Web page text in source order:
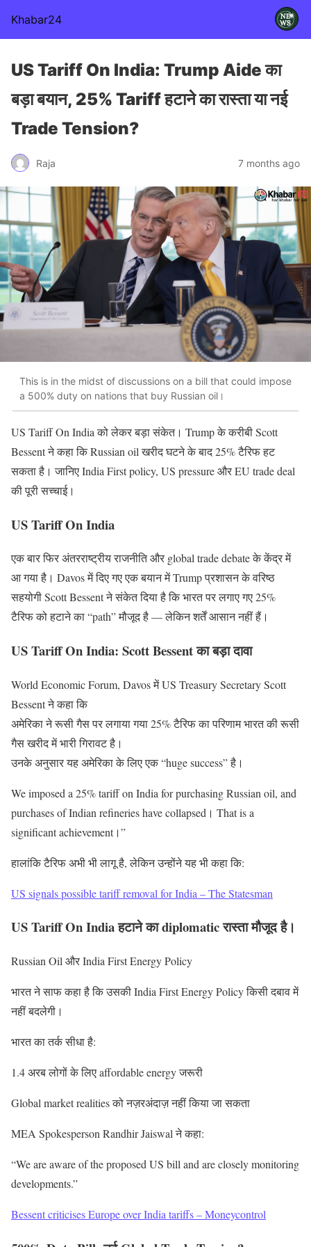
Khabar24
US Tariff On India: Trump Aide का
बड़ा बयान, 25% Tariff हटाने का रास्ता या नई
Trade Tension?
Raja 7 months ago
This is in the midst of discussions on a bill that could impose
a 500% duty on nations that buy Russian oil।
US Tariff On India को लेकर बड़ा संकेत। Trump के करीबी Scott
Bessent ने कहा कि Russian oil खरीद घटने के बाद 25% टैरिफ हट
सकता है। जानिए India First policy, US pressure और EU trade deal
की पूरी सच्चाई।
US Tariff On India
एक बार फिर अंतरराष्ट्रीय राजनीति और global trade debate के केंद्र में
आ गया है। Davos में दिए गए एक बयान में Trump प्रशासन के वरिष्ठ
सहयोगी Scott Bessent ने संकेत दिया है कि भारत पर लगाए गए 25%
टैरिफ को हटाने का “path” मौजूद है — लेकिन शर्तें आसान नहीं हैं।
US Tariff On India: Scott Bessent का बड़ा दावा
World Economic Forum, Davos में US Treasury Secretary Scott
Bessent ने कहा कि
अमेरिका ने रूसी गैस पर लगाया गया 25% टैरिफ का परिणाम भारत की रूसी
गैस खरीद में भारी गिरावट है।
उनके अनुसार यह अमेरिका के लिए एक “huge success” है।
We imposed a 25% tariff on India for purchasing Russian oil, and
purchases of Indian refineries have collapsed। That is a
significant achievement।”
हालांकि टैरिफ अभी भी लागू है, लेकिन उन्होंने यह भी कहा कि:
US signals possible tariff removal for India – The Statesman
US Tariff On India हटाने का diplomatic रास्ता मौजूद है।
Russian Oil और India First Energy Policy
भारत ने साफ कहा है कि उसकी India First Energy Policy किसी दबाव में
नहीं बदलेगी।
भारत का तर्क सीधा है:
1.4 अरब लोगों के लिए affordable energy जरूरी
Global market realities को नज़रअंदाज़ नहीं किया जा सकता
MEA Spokesperson Randhir Jaiswal ने कहा:
“We are aware of the proposed US bill and are closely monitoring
developments.”
Bessent criticises Europe over India tariffs – Moneycontrol